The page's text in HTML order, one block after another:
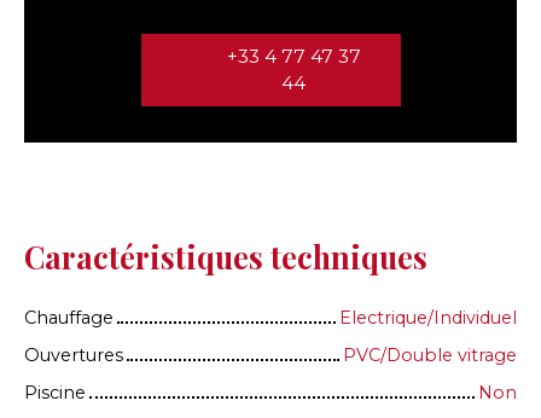
+33 4 77 47 37
44
Caractéristiques techniques
Chauffage
Electrique/Individuel
Ouvertures
PVC/Double vitrage
Piscine
Non